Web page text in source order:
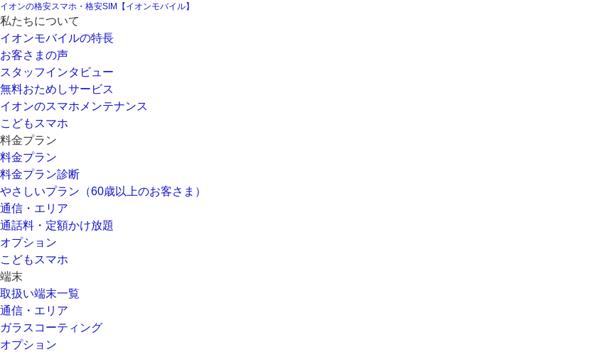
イオンの格安スマホ・格安SIM【イオンモバイル】
私たちについて
イオンモバイルの特長
お客さまの声
スタッフインタビュー
無料おためしサービス
イオンのスマホメンテナンス
こどもスマホ
料金プラン
料金プラン
料金プラン診断
やさしいプラン（60歳以上のお客さま）
通信・エリア
通話料・定額かけ放題
オプション
こどもスマホ
端末
取扱い端末一覧
通信・エリア
ガラスコーティング
オプション